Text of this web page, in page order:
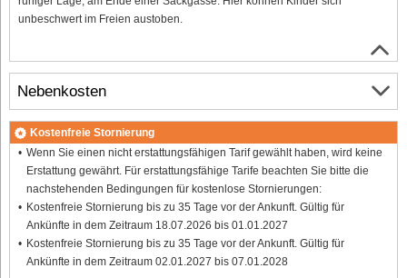
unbeschwert im Freien austoben.
Nebenkosten
Kostenfreie Stornierung
Wenn Sie einen nicht erstattungsfähigen Tarif gewählt haben, wird keine
Erstattung gewährt. Für erstattungsfähige Tarife beachten Sie bitte die
nachstehenden Bedingungen für kostenlose Stornierungen:
Kostenfreie Stornierung bis zu 35 Tage vor der Ankunft. Gültig für
Ankünfte in dem Zeitraum 18.07.2026 bis 01.01.2027
Kostenfreie Stornierung bis zu 35 Tage vor der Ankunft. Gültig für
Ankünfte in dem Zeitraum 02.01.2027 bis 07.01.2028